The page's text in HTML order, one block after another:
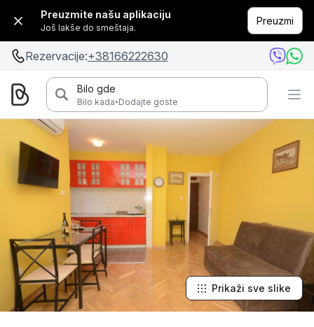
Preuzmite našu aplikaciju
Još lakše do smeštaja.
Preuzmi
Rezervacije:+38166222630
Bilo gde
Bilo kada·Dodajte goste
Prikaži sve slike